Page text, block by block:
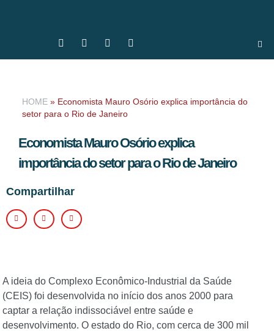
HOME » Economista Mauro Osório explica importância do
setor para o Rio de Janeiro
Economista Mauro Osório explica
importância do setor para o Rio de Janeiro
Compartilhar
A ideia do Complexo Econômico-Industrial da Saúde
(CEIS) foi desenvolvida no início dos anos 2000 para
captar a relação indissociável entre saúde e
desenvolvimento. O estado do Rio, com cerca de 300 mil